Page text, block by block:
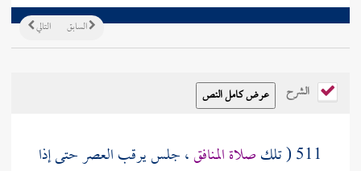
التالي السابق
الشرح
511 ( تلك صلاة المنافق، جلس يرقب العصر حتى إذا